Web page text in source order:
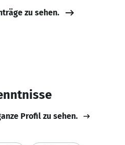
zu sehen.
Profil zu sehen.